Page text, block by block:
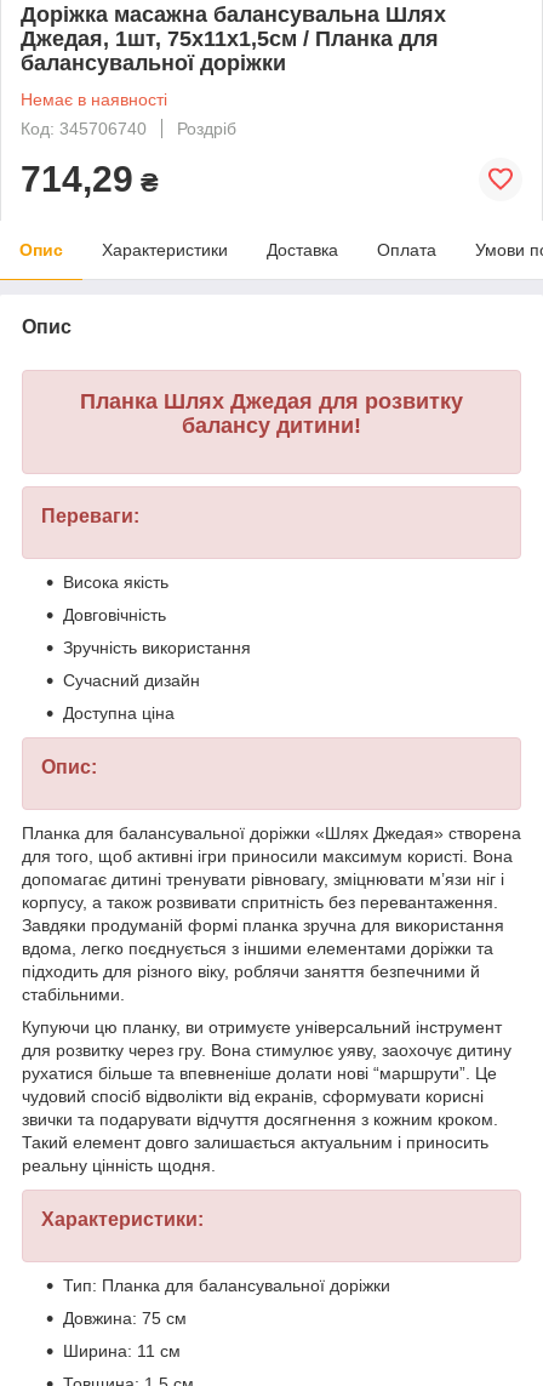
Доріжка масажна балансувальна Шлях
Джедая, 1шт, 75х11х1,5см / Планка для
балансувальної доріжки
Немає в наявності
Код: 345706740
Роздріб
714,29 ₴
Опис Характеристики Доставка Оплата Умови
Опис
Планка Шлях Джедая для розвитку
балансу дитини!
Переваги:
Висока якість
Довговічність
Зручність використання
Сучасний дизайн
Доступна ціна
Опис:
Планка для балансувальної доріжки «Шлях Джедая» створена
для того, щоб активні ігри приносили максимум користі. Вона
допомагає дитині тренувати рівновагу, зміцнювати м’язи ніг і
корпусу, а також розвивати спритність без перевантаження.
Завдяки продуманій формі планка зручна для використання
вдома, легко поєднується з іншими елементами доріжки та
підходить для різного віку, роблячи заняття безпечними й
стабільними.
Купуючи цю планку, ви отримуєте універсальний інструмент
для розвитку через гру. Вона стимулює уяву, заохочує дитину
рухатися більше та впевненіше долати нові “маршрути”. Це
чудовий спосіб відволікти від екранів, сформувати корисні
звички та подарувати відчуття досягнення з кожним кроком.
Такий елемент довго залишається актуальним і приносить
реальну цінність щодня.
Характеристики:
Тип: Планка для балансувальної доріжки
Довжина: 75 см
Ширина: 11 см